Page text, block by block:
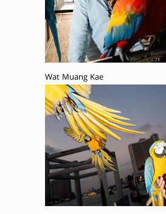
Wat Muang Kae